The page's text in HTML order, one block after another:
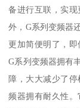
备进行互联，实
外，G系列变频器
更加简便明了，即
G系列变频器拥有
障，大大减少了
频器拥有耐久性